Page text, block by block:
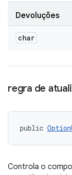
Devoluções
char
regra de
public
Controla o